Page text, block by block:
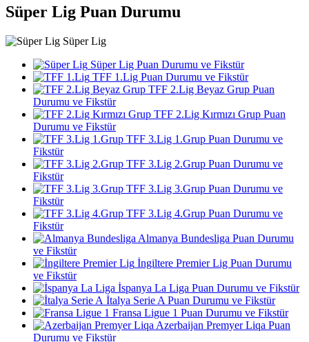
Süper Lig Puan Durumu
Süper Lig
Süper Lig Puan Durumu ve Fikstür
TFF 1.Lig Puan Durumu ve Fikstür
TFF 2.Lig Beyaz Grup Puan
Durumu ve Fikstür
TFF 2.Lig Kırmızı Grup Puan
Durumu ve Fikstür
TFF 3.Lig 1.Grup Puan Durumu ve
Fikstür
TFF 3.Lig 2.Grup Puan Durumu ve
Fikstür
TFF 3.Lig 3.Grup Puan Durumu ve
Fikstür
TFF 3.Lig 4.Grup Puan Durumu ve
Fikstür
Almanya Bundesliga Puan Durumu
ve Fikstür
İngiltere Premier Lig Puan Durumu
ve Fikstür
İspanya La Liga Puan Durumu ve Fikstür
İtalya Serie A Puan Durumu ve Fikstür
Fransa Ligue 1 Puan Durumu ve Fikstür
Azerbaijan Premyer Liqa Puan
Durumu ve Fikstür